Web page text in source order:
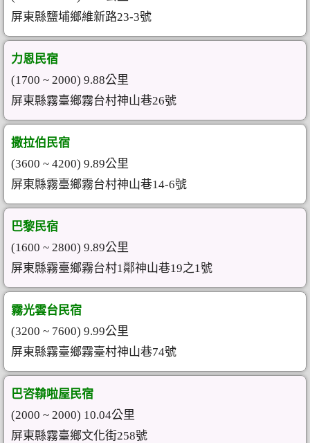
屏東縣鹽埔鄉維新路23-3號
力恩民宿
(1700 ~ 2000) 9.88公里
屏東縣霧臺鄉霧台村神山巷26號
撒拉伯民宿
(3600 ~ 4200) 9.89公里
屏東縣霧臺鄉霧台村神山巷14-6號
巴黎民宿
(1600 ~ 2800) 9.89公里
屏東縣霧臺鄉霧台村1鄰神山巷19之1號
霧光雲台民宿
(3200 ~ 7600) 9.99公里
屏東縣霧臺鄉霧臺村神山巷74號
巴咨鞥啦屋民宿
(2000 ~ 2000) 10.04公里
屏東縣霧臺鄉文化街258號